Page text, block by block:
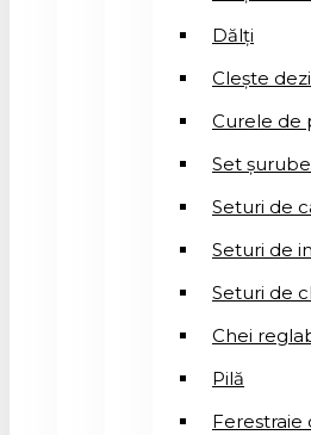
Dălți
Clește
Curele de
Set
Seturi de
Seturi de
Seturi de
Chei
Pilă
Ferestraie